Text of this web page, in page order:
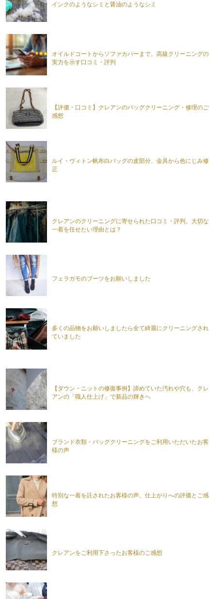
インクのようなシミと醤油のようなシミ
オイルドコートからソファカバーまで。高級クリーニングの
実力を示す口コミ・評判
【評価・口コミ】クレアンのバッグクリーニング・修理のご
感想
ルイ・ヴィトン帆布白バッグの皮部分、金具から色にじみ修
正
クレアンのクリーニングに寄せられた口コミ・評判。大切な
一着を任せたい理由とは？
フェラガモのブーツをお願いしました
多くの品物をお願いしましたら全て綺麗にクリーニングされ
ていました
【ダウン・ニットの修復事例】諦めていた汚れや穴も、クレ
アンの「職人仕上げ」で新品の輝きへ
ブランド衣類・バッグクリーニングをご利用いただいたお客
様の声
特別な一着を託されたお客様の声。仕上がりへの評価とご感
想
クレアンをご利用下さったお客様のご感想